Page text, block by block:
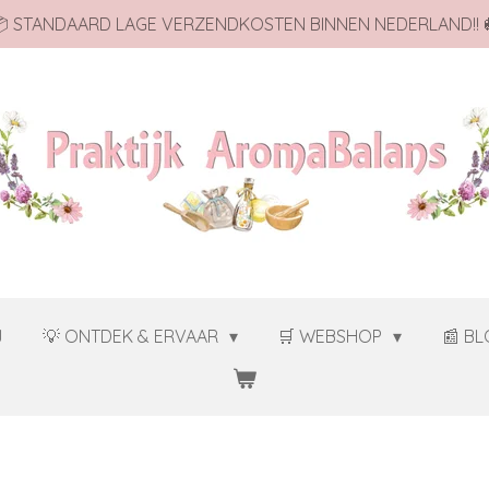
STANDAARD LAGE VERZENDKOSTEN BINNEN NEDERLAND!!
💡 ONTDEK & ERVAAR 🛒 WEBSHOP 📰